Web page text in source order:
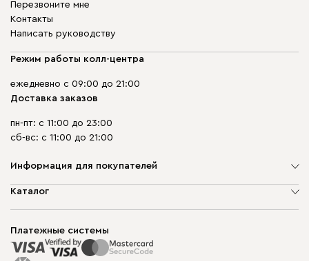
Перезвоните мне
Контакты
Написать руководству
Режим работы колл-центра
ежедневно с 09:00 до 21:00
Доставка заказов
пн-пт: с 11:00 до 23:00
сб-вс: с 11:00 до 21:00
Информация для покупателей
О компании
Способы оплаты
Рассрочка и кредит
Каталог
Корпусная мебель
Распродажа мебели
Платежные системы